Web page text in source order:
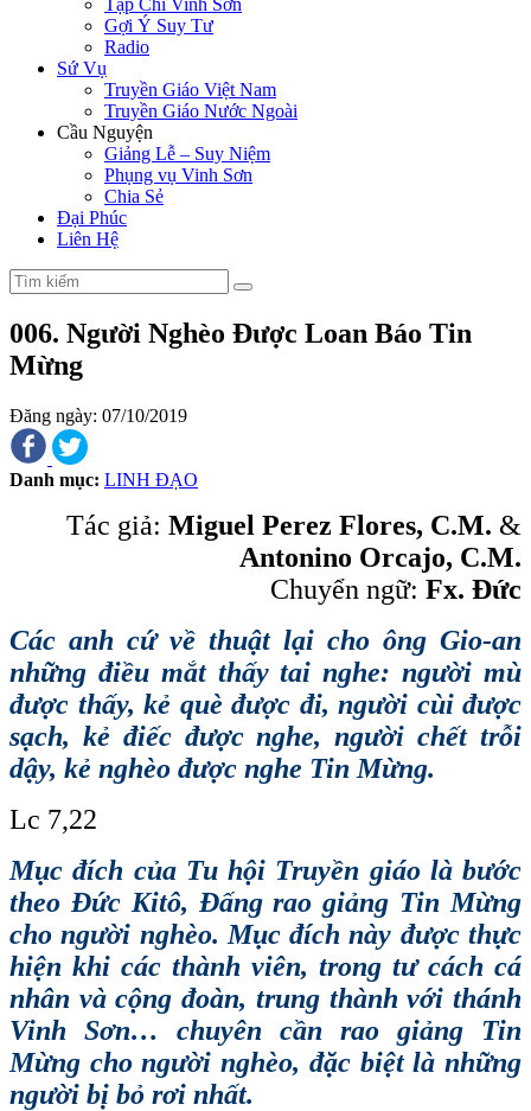
Tạp Chí Vinh Sơn
Gợi Ý Suy Tư
Radio
Sứ Vụ
Truyền Giáo Việt Nam
Truyền Giáo Nước Ngoài
Cầu Nguyện
Giảng Lễ – Suy Niệm
Phụng vụ Vinh Sơn
Chia Sẻ
Đại Phúc
Liên Hệ
006. Người Nghèo Được Loan Báo Tin
Mừng
Đăng ngày: 07/10/2019
Danh mục: LINH ĐẠO
Tác giả: Miguel Perez Flores, C.M. &
Antonino Orcajo, C.M.
Chuyển ngữ: Fx. Đức
Các anh cứ về thuật lại cho ông Gio-an
những điều mắt thấy tai nghe: người mù
được thấy, kẻ què được đi, người cùi được
sạch, kẻ điếc được nghe, người chết trỗi
dậy, kẻ nghèo được nghe Tin Mừng.
Lc 7,22
Mục đích của Tu hội Truyền giáo là bước
theo Đức Kitô, Đấng rao giảng Tin Mừng
cho người nghèo. Mục đích này được thực
hiện khi các thành viên, trong tư cách cá
nhân và cộng đoàn, trung thành với thánh
Vinh Sơn… chuyên cần rao giảng Tin
Mừng cho người nghèo, đặc biệt là những
người bị bỏ rơi nhất.